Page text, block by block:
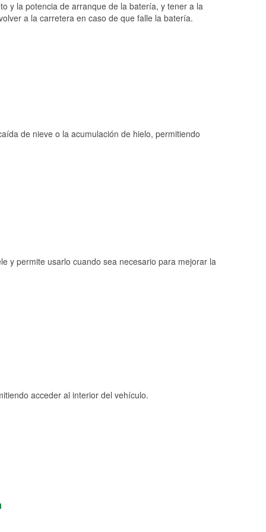
y la potencia de arranque de la batería, y tener a la
a la carretera en caso de que falle la batería.
de nieve o la acumulación de hielo, permitiendo
y permite usarlo cuando sea necesario para mejorar la
acceder al interior del vehículo.